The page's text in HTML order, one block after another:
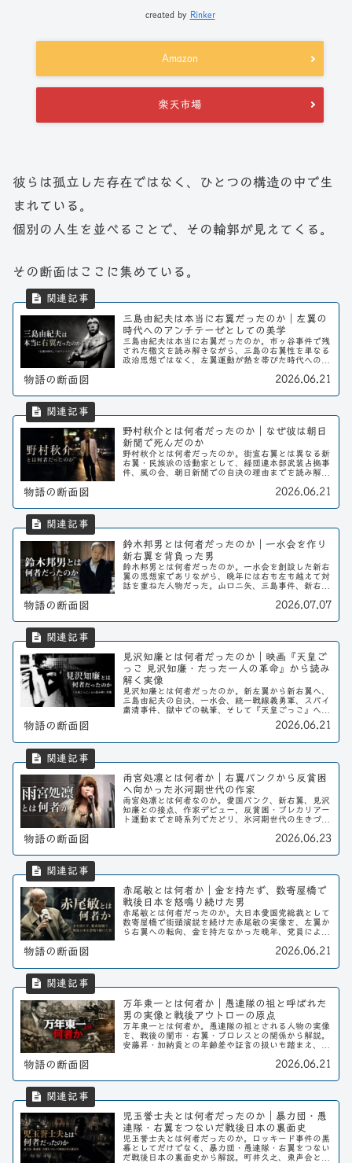
created by Rinker
Amazon
楽天市場
彼らは孤立した存在ではなく、ひとつの構造の中で生
まれている。
個別の人生を並べることで、その輪郭が見えてくる。
その断面はここに集めている。
三島由紀夫は本当に右翼だったのか｜左翼の
時代へのアンチテーゼとしての美学
三島由紀夫は本当に右翼だったのか。市ヶ谷事件で残
された檄文を読み解きながら、三島の右翼性を単なる
政治思想ではなく、左翼運動が熱を帯びた時代へのア
物語の断面図 2026.06.21
野村秋介とは何者だったのか｜なぜ彼は朝日
新聞で死んだのか
野村秋介とは何者だったのか。街宣右翼とは異なる新
右翼・民族派の活動家として、経団連本部武装占拠事
件、風の会、朝日新聞での自決の理由までを読み解
物語の断面図 2026.06.21
鈴木邦男とは何者だったのか｜一水会を作り
新右翼を背負った男
鈴木邦男とは何者だったのか。一水会を創設した新右
翼の思想家でありながら、晩年には右も左も越えて対
話を重ねた人物だった。山口二矢、三島事件、新右
物語の断面図 2026.07.07
見沢知廉とは何者だったのか｜映画『天皇ご
っこ 見沢知廉・たった一人の革命』から読み
解く実像
見沢知廉とは何者だったのか。新左翼から新右翼へ、
三島由紀夫の自決、一水会、統一戦線義勇軍、スパイ
粛清事件、獄中での執筆、そして『天皇ごっこ』へ。
映画『天皇ごっこ 見沢知廉・たった一人の革命』も
物語の断面図 2026.06.21
雨宮処凛とは何者か｜右翼パンクから反貧困
へ向かった氷河期世代の作家
雨宮処凛とは何者なのか。愛国パンク、新右翼、見沢
知廉との接点、作家デビュー、反貧困・プレカリアー
ト運動までを時系列でたどり、氷河期世代の生きづら
物語の断面図 2026.06.23
赤尾敏とは何者か｜金を持たず、数寄屋橋で
戦後日本を怒鳴り続けた男
赤尾敏とは何者だったのか。大日本愛国党総裁として
数寄屋橋で街頭演説を続けた赤尾敏の実像を、左翼か
ら右翼への転向、金を持たなかった晩年、党員による
物語の断面図 2026.06.21
万年東一とは何者か｜愚連隊の祖と呼ばれた
男の実像と戦後アウトローの原点
万年東一とは何者か。愚連隊の祖とされる人物の実像
を、戦後の闇市・右翼・プロレスとの関係から解説。
安藤昇・加納貢との年齢差や証言の扱いも踏まえ、ア
物語の断面図 2026.06.21
児玉誉士夫とは何者だったのか｜暴力団・愚
連隊・右翼をつないだ戦後日本の裏面史
児玉誉士夫とは何者だったのか。ロッキード事件の黒
幕としてだけでなく、暴力団・愚連隊・右翼をつない
だ戦後日本の裏面史から解説。町井久之、東声会との